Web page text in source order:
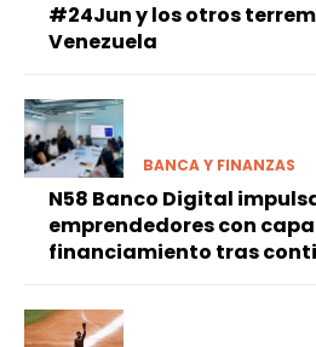
#24Jun y los otros
Venezuela
BANCA Y FINANZAS
N58 Banco Digital
emprendedores con
financiamiento tras